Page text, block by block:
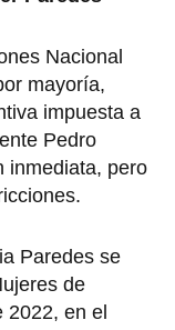
Nacional
mayoría,
impuesta a
Pedro
inmediata, pero
Paredes se
de
2022, en el